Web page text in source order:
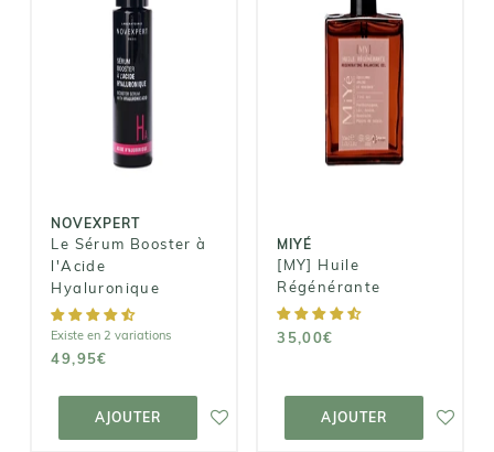
NOVEXPERT
Le Sérum Booster à
l'Acide
Hyaluronique
Existe en 2 variations
49,95€
AJOUTER
NOVEXPERT
Le Sérum
Booster à
l'Acide
Hyaluronique
AJOUTER AU
PANIER
MIYÉ
[MY] Huile
Régénérante
35,00€
AJOUTER
MIYÉ
[MY] Huile
Régénérante
AJOUTER AU
PANIER